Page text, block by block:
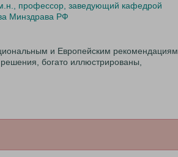
профессор, заведующий кафедрой
Минздрава РФ
и Европейским
богато иллюстрированы,